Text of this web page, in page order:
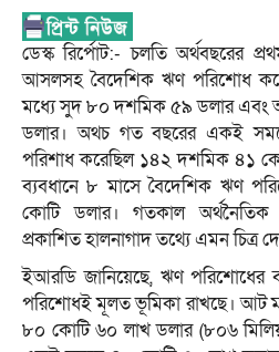
ডেস্ক রির্পোট:- চলতি অর্থবছরের
আসলসহ বৈদেশিক ঋণ পরিশোধ
মধ্যে সুদ ৮০ দশমিক ৫৯ ডলার
ডলার। অথচ গত বছরের একই
পরিশাধ করেছিল ১৪২ দশমিক ৪১
ব্যবধানে ৮ মাসে বৈদেশিক ঋণ
কোটি ডলার। গতকাল অর্থনৈতিক
প্রকাশিত হালনাগাদ তথ্যে এমন চিত্র
ইআরডি জানিয়েছে, ঋণ পরিশোধের
পরিশোধই মূলত ভূমিকা রাখছে। আট
৮০ কোটি ৬০ লাখ ডলার (৮০৬